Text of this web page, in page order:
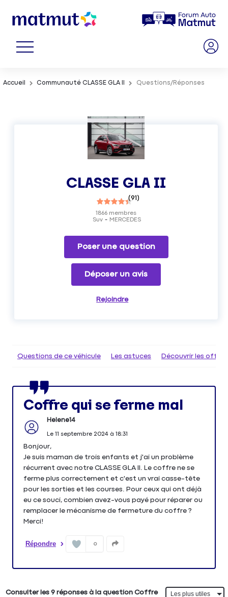
Accueil Communauté CLASSE GLA II Questions/Réponses
CLASSE GLA II
(91)
Suv MERCEDES
1866 membres
Poser une question
Déposer un avis
Rejoindre
Questions de ce véhicule Les astuces Découvrir les
Coffre qui se ferme mal
Helene14
Le 11 septembre 2024à 18:31
Bonjour,
Je suis maman de trois enfants et j'ai un problème
récurrent avec notre CLASSE GLA II. Le coffre ne se
ferme plus correctement et c'est un vrai casse-tête
pour les sorties et les courses. Pour ceux qui ont déjà
eu ce souci, combien avez-vous payé pour réparer ou
remplacer le mécanisme de fermeture du coffre ?
Merci!
Répondre 0
Consulter les 9 réponses à la question Coffre